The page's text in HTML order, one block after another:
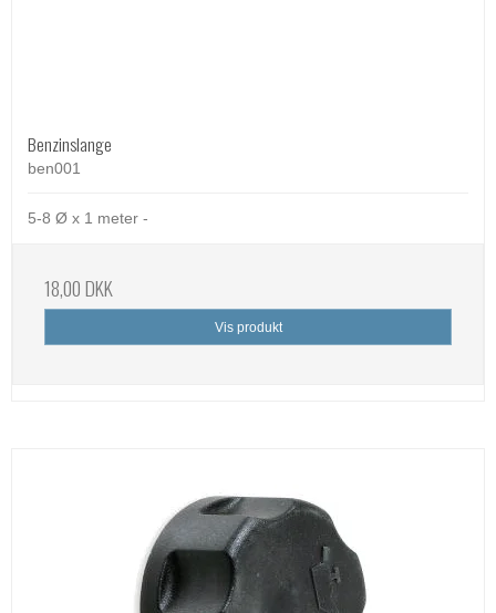
Benzinslange
ben001
5-8 Ø x 1 meter -
18,00 DKK
Vis produkt